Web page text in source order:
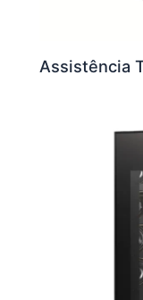
Assistência